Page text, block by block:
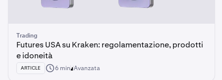
Trading
Futures USA su Kraken: regolamentazione, prodotti
e idoneità
ARTICLE 6 min Avanzata